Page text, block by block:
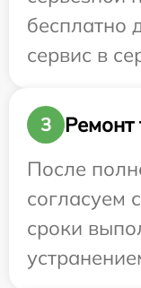
бесплатно
сервис в
3
Ремонт
После
согласуем
сроки